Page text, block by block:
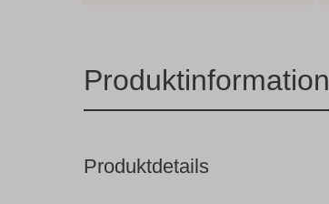
Produktinformation
Produktdetails